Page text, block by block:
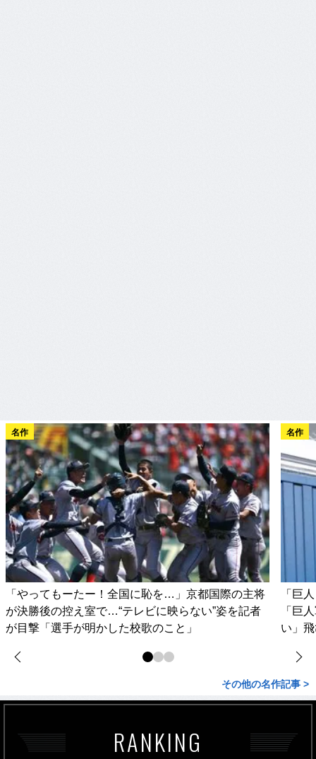
名作
「やってもーたー！全国に恥を…」京都国際の主将
が決勝後の控え室で…“テレビに映らない”姿を記者
が目撃「選手が明かした校歌のこと」
名作
「巨
「巨
い」
その他の名作記事 >
RANKING